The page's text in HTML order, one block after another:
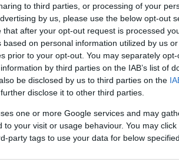
to third parties, or processing of your
by us, please use the below opt-out
after your opt-out request is processed
on personal information utilized by us
prior to your opt-out. You may separately
by third parties on the IAB’s list of
be disclosed by us to third parties on the
disclose it to other third parties.
one or more Google services and may
to your visit or usage behaviour. You may
party tags to use your data for below
18:31
της πανδημίας στις
συμπεριφορές
της πανδημίας
το ενδιαφέρον
για την υγεία τους και
ασφάλεια